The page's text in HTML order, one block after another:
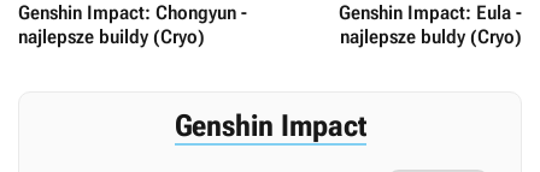
Genshin Impact: Chongyun -
najlepsze buildy (Cryo)
Genshin Impact: Eula -
najlepsze buldy (Cryo)
Genshin Impact